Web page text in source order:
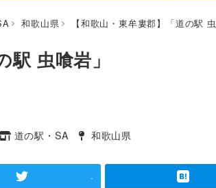
和歌山県 【和歌山・東牟婁郡】「道の駅 虫
駅 虫喰岩」
タグ
道の駅・SA
タグ
和歌山県
-